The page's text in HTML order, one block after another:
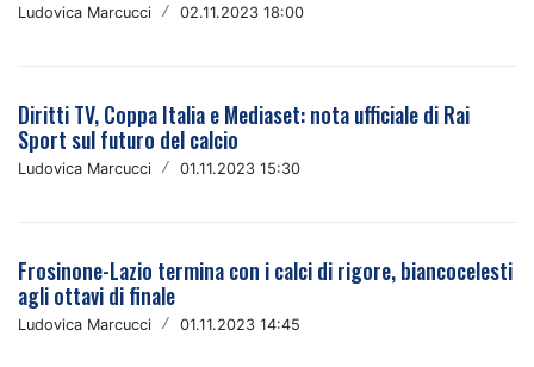
Ludovica Marcucci / 02.11.2023 18:00
Diritti TV, Coppa Italia e Mediaset: nota ufficiale di Rai
Sport sul futuro del calcio
Ludovica Marcucci / 01.11.2023 15:30
Frosinone-Lazio termina con i calci di rigore, biancocelesti
agli ottavi di finale
Ludovica Marcucci / 01.11.2023 14:45